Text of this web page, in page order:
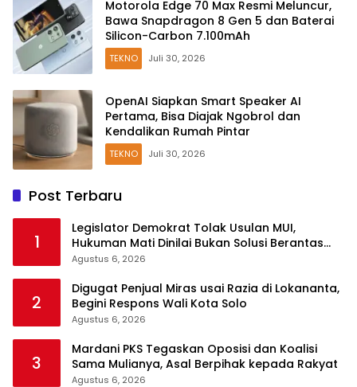
Motorola Edge 70 Max Resmi Meluncur,
Bawa Snapdragon 8 Gen 5 dan Baterai
Silicon-Carbon 7.100mAh
TEKNO Juli 30, 2026
OpenAI Siapkan Smart Speaker AI
Pertama, Bisa Diajak Ngobrol dan
Kendalikan Rumah Pintar
TEKNO Juli 30, 2026
Post Terbaru
1
Legislator Demokrat Tolak Usulan MUI,
Hukuman Mati Dinilai Bukan Solusi Berantas
Korupsi
Agustus 6, 2026
2
Digugat Penjual Miras usai Razia di Lokananta,
Begini Respons Wali Kota Solo
Agustus 6, 2026
3
Mardani PKS Tegaskan Oposisi dan Koalisi
Sama Mulianya, Asal Berpihak kepada Rakyat
Agustus 6, 2026